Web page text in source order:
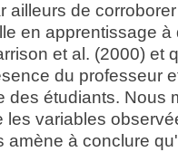
ailleurs de
en apprentissage
et al. (2000) et
du professeur
des étudiants. Nous
les variables
amène à conclure